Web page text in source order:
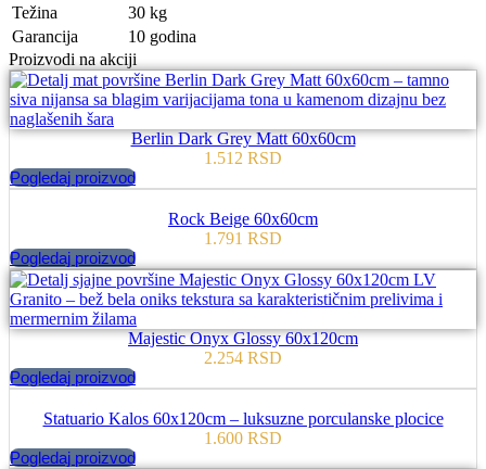
Težina
30 kg
Garancija
10 godina
Proizvodi na akciji
Berlin Dark Grey Matt 60x60cm
1.512 RSD
Pogledaj proizvod
Rock Beige 60x60cm
1.791 RSD
Pogledaj proizvod
Majestic Onyx Glossy 60x120cm
2.254 RSD
Pogledaj proizvod
Statuario Kalos 60x120cm – luksuzne porculanske plocice
1.600 RSD
Pogledaj proizvod